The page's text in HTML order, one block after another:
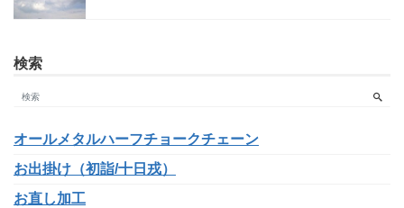
検索
オールメタルハーフチョークチェーン
お出掛け（初詣/十日戎）
お直し加工